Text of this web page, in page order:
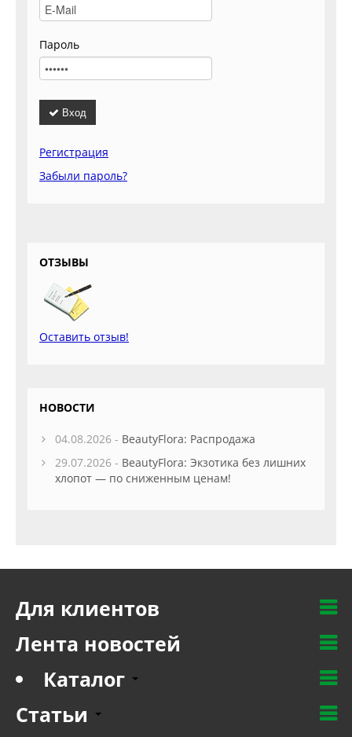
Пароль
Вход
Регистрация
Забыли пароль?
ОТЗЫВЫ
Оставить отзыв!
НОВОСТИ
04.08.2026 - BeautyFlora: Распродажа
29.07.2026 - BeautyFlora: Экзотика без лишних
хлопот — по сниженным ценам!
Для клиентов
Лента новостей
Каталог
Статьи